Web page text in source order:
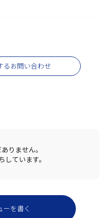
るお問い合わせ
りません。
しています。
ーを書く